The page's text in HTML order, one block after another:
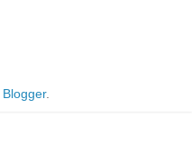
Blogger.